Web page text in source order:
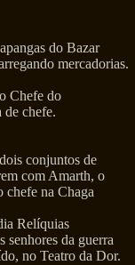
do Bazar
mercadorias.
Chefe do
chefe.
conjuntos de
com Amarth, o
chefe na Chaga
Relíquias
senhores da guerra
no Teatro da Dor.